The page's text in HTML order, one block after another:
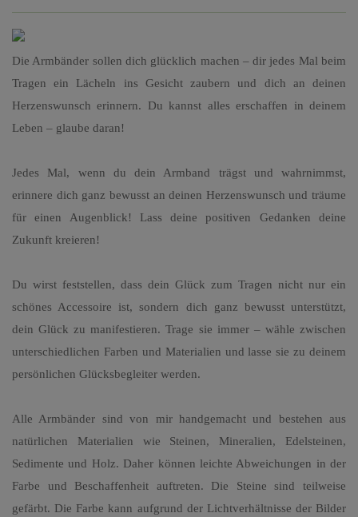
Die Armbänder sollen dich glücklich machen – dir jedes Mal beim
Tragen ein Lächeln ins Gesicht zaubern und dich an deinen
Herzenswunsch erinnern. Du kannst alles erschaffen in deinem
Leben – glaube daran!
Jedes Mal, wenn du dein Armband trägst und wahrnimmst,
erinnere dich ganz bewusst an deinen Herzenswunsch und träume
für einen Augenblick! Lass deine positiven Gedanken deine
Zukunft kreieren!
Du wirst feststellen, dass dein Glück zum Tragen nicht nur ein
schönes Accessoire ist, sondern dich ganz bewusst unterstützt,
dein Glück zu manifestieren. Trage sie immer – wähle zwischen
unterschiedlichen Farben und Materialien und lasse sie zu deinem
persönlichen Glücksbegleiter werden.
Alle Armbänder sind von mir handgemacht und bestehen aus
natürlichen Materialien wie Steinen, Mineralien, Edelsteinen,
Sedimente und Holz. Daher können leichte Abweichungen in der
Farbe und Beschaffenheit auftreten. Die Steine sind teilweise
gefärbt. Die Farbe kann aufgrund der Lichtverhältnisse der Bilder